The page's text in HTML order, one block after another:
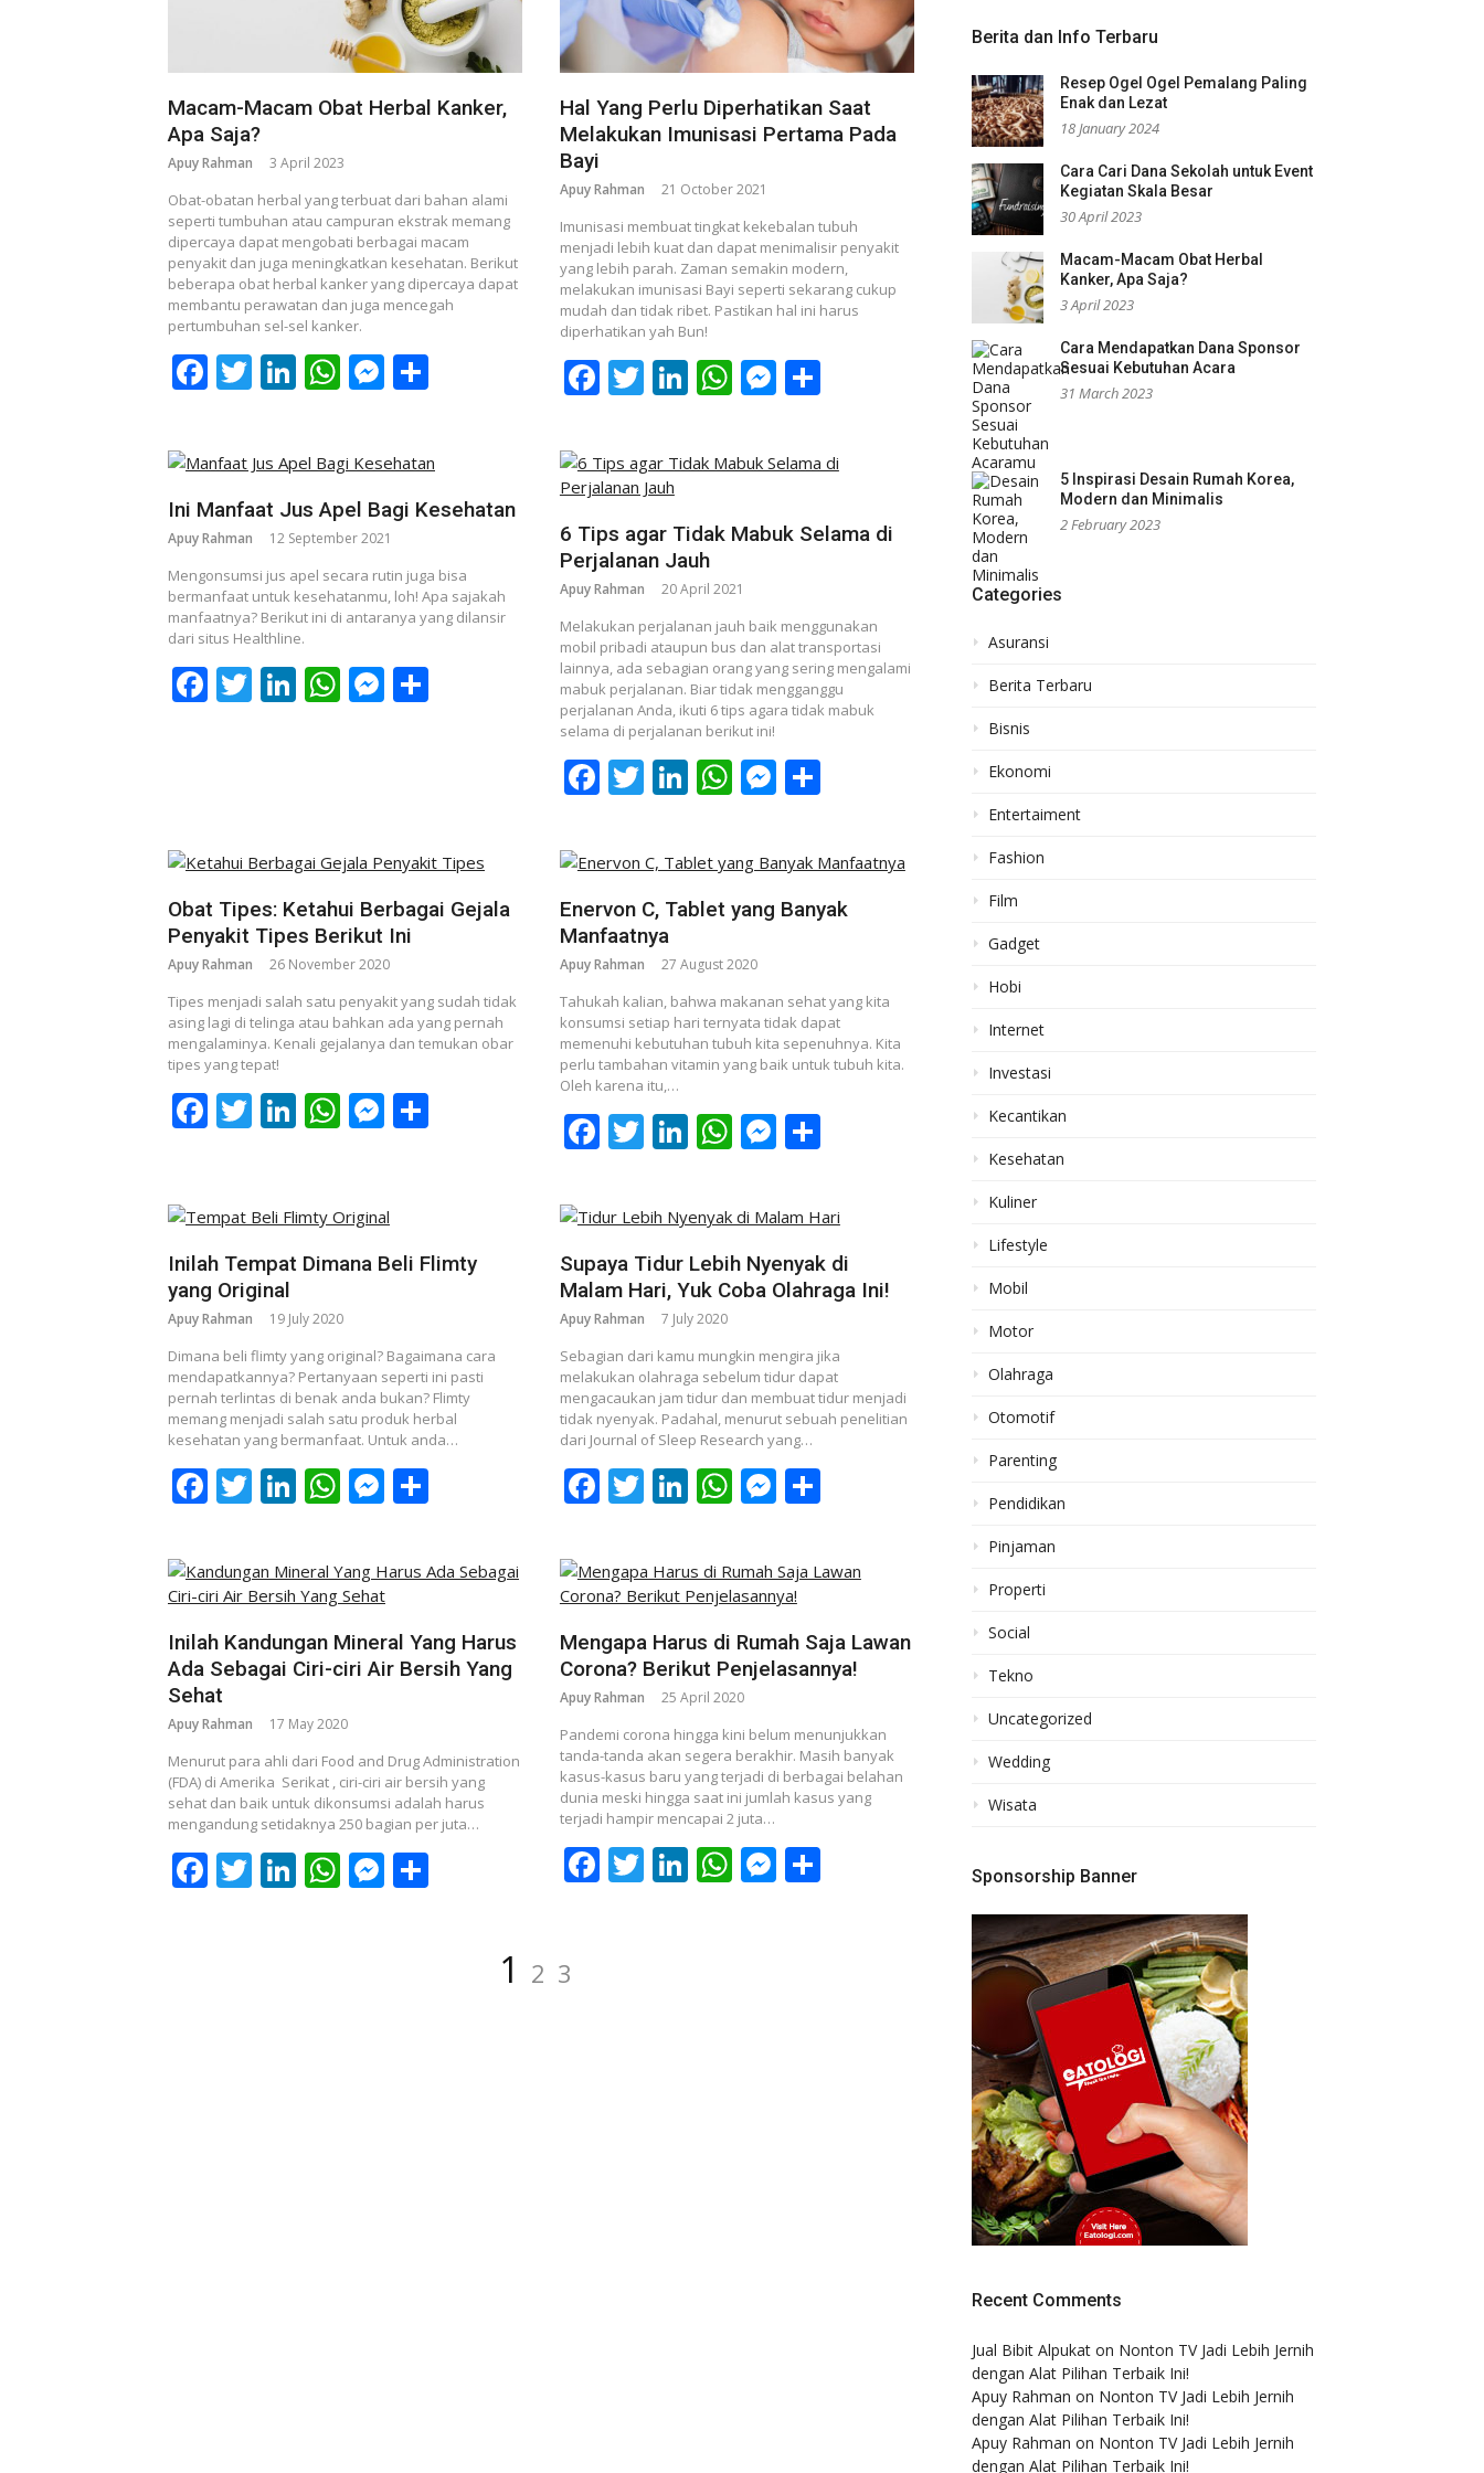
Macam-Macam Obat Herbal Kanker,
Apa Saja?
Apuy Rahman 3 April 2023
Obat-obatan herbal yang terbuat dari bahan alami
seperti tumbuhan atau campuran ekstrak memang
dipercaya dapat mengobati berbagai macam
penyakit dan juga meningkatkan kesehatan. Berikut
beberapa obat herbal kanker yang dipercaya dapat
membantu perawatan dan juga mencegah
pertumbuhan sel-sel kanker.
Facebook
Twitter
LinkedIn
WhatsApp
Messenger
Hal Yang Perlu Diperhatikan Saat
Melakukan Imunisasi Pertama Pada
Bayi
Apuy Rahman 21 October 2021
Imunisasi membuat tingkat kekebalan tubuh
menjadi lebih kuat dan dapat menimalisir penyakit
yang lebih parah. Zaman semakin modern,
melakukan imunisasi Bayi seperti sekarang cukup
mudah dan tidak ribet. Pastikan hal ini harus
diperhatikan yah Bun!
Facebook
Twitter
LinkedIn
WhatsApp
Messenger
Share
Ini Manfaat Jus Apel Bagi Kesehatan
Apuy Rahman 12 September 2021
Mengonsumsi jus apel secara rutin juga bisa
bermanfaat untuk kesehatanmu, loh! Apa sajakah
manfaatnya? Berikut ini di antaranya yang dilansir
dari situs Healthline.
Facebook
Twitter
LinkedIn
WhatsApp
Messenger
6 Tips agar Tidak Mabuk Selama di
Perjalanan Jauh
Apuy Rahman 20 April 2021
Melakukan perjalanan jauh baik menggunakan
mobil pribadi ataupun bus dan alat transportasi
lainnya, ada sebagian orang yang sering mengalami
mabuk perjalanan. Biar tidak mengganggu
perjalanan Anda, ikuti 6 tips agara tidak mabuk
selama di perjalanan berikut ini!
Facebook
Twitter
LinkedIn
WhatsApp
Messenger
Share
Obat Tipes: Ketahui Berbagai Gejala
Penyakit Tipes Berikut Ini
Apuy Rahman 26 November 2020
Tipes menjadi salah satu penyakit yang sudah tidak
asing lagi di telinga atau bahkan ada yang pernah
mengalaminya. Kenali gejalanya dan temukan obar
tipes yang tepat!
Facebook
Twitter
LinkedIn
WhatsApp
Messenger
Enervon C, Tablet yang Banyak
Manfaatnya
Apuy Rahman 27 August 2020
Tahukah kalian, bahwa makanan sehat yang kita
konsumsi setiap hari ternyata tidak dapat
memenuhi kebutuhan tubuh kita sepenuhnya. Kita
perlu tambahan vitamin yang baik untuk tubuh kita.
Oleh karena itu,…
Facebook
Twitter
LinkedIn
WhatsApp
Messenger
Share
Inilah Tempat Dimana Beli Flimty
yang Original
Apuy Rahman 19 July 2020
Dimana beli flimty yang original? Bagaimana cara
mendapatkannya? Pertanyaan seperti ini pasti
pernah terlintas di benak anda bukan? Flimty
memang menjadi salah satu produk herbal
kesehatan yang bermanfaat. Untuk anda…
Facebook
Twitter
LinkedIn
WhatsApp
Messenger
Supaya Tidur Lebih Nyenyak di
Malam Hari, Yuk Coba Olahraga Ini!
Apuy Rahman 7 July 2020
Sebagian dari kamu mungkin mengira jika
melakukan olahraga sebelum tidur dapat
mengacaukan jam tidur dan membuat tidur menjadi
tidak nyenyak. Padahal, menurut sebuah penelitian
dari Journal of Sleep Research yang…
Facebook
Twitter
LinkedIn
WhatsApp
Messenger
Share
Inilah Kandungan Mineral Yang Harus
Ada Sebagai Ciri-ciri Air Bersih Yang
Sehat
Apuy Rahman 17 May 2020
Menurut para ahli dari Food and Drug Administration
(FDA) di Amerika Serikat , ciri-ciri air bersih yang
sehat dan baik untuk dikonsumsi adalah harus
mengandung setidaknya 250 bagian per juta…
Facebook
Twitter
LinkedIn
WhatsApp
Messenger
Mengapa Harus di Rumah Saja Lawan
Corona? Berikut Penjelasannya!
Apuy Rahman 25 April 2020
Pandemi corona hingga kini belum menunjukkan
tanda-tanda akan segera berakhir. Masih banyak
kasus-kasus baru yang terjadi di berbagai belahan
dunia meski hingga saat ini jumlah kasus yang
terjadi hampir mencapai 2 juta…
Facebook
Twitter
LinkedIn
WhatsApp
Messenger
Share
Page
1 Page
2 Page
3
Berita dan Info Terbaru
Resep Ogel Ogel Pemalang Paling
Enak dan Lezat
18 January 2024
Cara Cari Dana Sekolah untuk Event
Kegiatan Skala Besar
30 April 2023
Macam-Macam Obat Herbal
Kanker, Apa Saja?
3 April 2023
Cara Mendapatkan Dana Sponsor
Sesuai Kebutuhan Acara
31 March 2023
5 Inspirasi Desain Rumah Korea,
Modern dan Minimalis
2 February 2023
Categories
Asuransi
Berita Terbaru
Bisnis
Ekonomi
Entertaiment
Fashion
Film
Gadget
Hobi
Internet
Investasi
Kecantikan
Kesehatan
Kuliner
Lifestyle
Mobil
Motor
Olahraga
Otomotif
Parenting
Pendidikan
Pinjaman
Properti
Social
Tekno
Uncategorized
Wedding
Wisata
Sponsorship Banner
Recent Comments
Jual Bibit Alpukat on Nonton TV Jadi Lebih Jernih
dengan Alat Pilihan Terbaik Ini!
Apuy Rahman on Nonton TV Jadi Lebih Jernih
dengan Alat Pilihan Terbaik Ini!
Apuy Rahman on Nonton TV Jadi Lebih Jernih
dengan Alat Pilihan Terbaik Ini!